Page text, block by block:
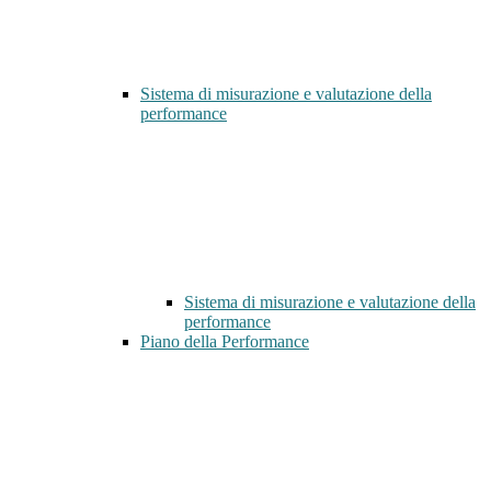
Sistema di misurazione e valutazione della
performance
Sistema di misurazione e valutazione della
performance
Piano della Performance